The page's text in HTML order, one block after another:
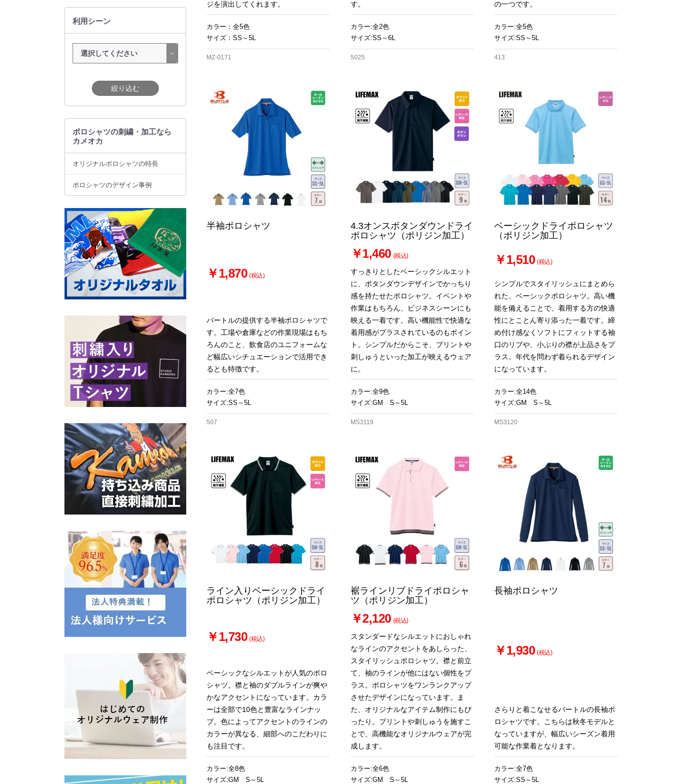
利用シーン
絞り込む
ポロシャツの刺繍・加工なら
カメオカ
オリジナルポロシャツの特長
ポロシャツのデザイン事例
ジを演出してくれます。
カラー：全5色
サイズ：SS～5L
MZ-0171
す。
カラー:全2色
サイズ:SS～6L
5025
の一つです。
カラー:全5色
サイズ:SS～5L
413
半袖ポロシャツ
￥1,870 (税込)
バートルの提供する半袖ポロシャツで
す。工場や倉庫などの作業現場はもち
ろんのこと、飲食店のユニフォームな
ど幅広いシチュエーションで活用でき
るとも特徴です。
カラー:全7色
サイズ:SS～5L
507
4.3オンスボタンダウンドライ
ポロシャツ（ポリジン加工）
￥1,460 (税込)
すっきりとしたベーシックシルエット
に、ボタンダウンデザインでかっちり
感を持たせたポロシャツ。イベントや
作業はもちろん、ビジネスシーンにも
映える一着です。高い機能性で快適な
着用感がプラスされているのもポイン
ト。シンプルだからこそ、プリントや
刺しゅうといった加工が映えるウェア
に。
カラー:全9色
サイズ:GM S～5L
MS3119
ベーシックドライポロシャツ
（ポリジン加工）
￥1,510 (税込)
シンプルでスタイリッシュにまとめら
れた、ベーシックポロシャツ。高い機
能を備えることで、着用する方の快適
性にとことん寄り添った一着です。締
め付け感なくソフトにフィットする袖
口のリブや、小ぶりの襟が上品さをプ
ラス。年代を問わず着られるデザイン
になっています。
カラー:全14色
サイズ:GM S～5L
MS3120
ライン入りベーシックドライ
ポロシャツ（ポリジン加工）
￥1,730 (税込)
ベーシックなシルエットが人気のポロ
シャツ。襟と袖のダブルラインが爽や
かなアクセントになっています。カラ
ーは全部で10色と豊富なラインナッ
プ。色によってアクセントのラインの
カラーが異なる、細部へのこだわりに
も注目です。
カラー:全8色
サイズ:GM S～5L
裾ラインリブドライポロシャ
ツ（ポリジン加工）
￥2,120 (税込)
スタンダードなシルエットにおしゃれ
なラインのアクセントをあしらった、
スタイリッシュポロシャツ。襟と前立
て、袖のラインが他にはない個性をプ
ラス。ポロシャツをワンランクアップ
させたデザインになっています。ま
た、オリジナルなアイテム制作にもぴ
ったり。プリントや刺しゅうを施すこ
とで、高機能なオリジナルウェアが完
成します。
カラー:全6色
サイズ:GM S～5L
長袖ポロシャツ
￥1,930 (税込)
さらりと着こなせるバートルの長袖ポ
ロシャツです。こちらは秋冬モデルと
なっていますが、幅広いシーズン着用
可能な作業着となります。
カラー:全7色
サイズ:SS～5L
お買い物を続ける カートへ進む